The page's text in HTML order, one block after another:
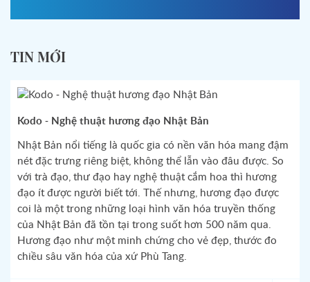
TIN MỚI
Kodo - Nghệ thuật hương đạo Nhật Bản
Nhật Bản nổi tiếng là quốc gia có nền văn hóa mang đậm
nét đặc trưng riêng biệt, không thể lẫn vào đâu được. So
với trà đạo, thư đạo hay nghệ thuật cắm hoa thì hương
đạo ít được người biết tới. Thế nhưng, hương đạo được
coi là một trong những loại hình văn hóa truyền thống
của Nhật Bản đã tồn tại trong suốt hơn 500 năm qua.
Hương đạo như một minh chứng cho vẻ đẹp, thước đo
chiều sâu văn hóa của xứ Phù Tang.